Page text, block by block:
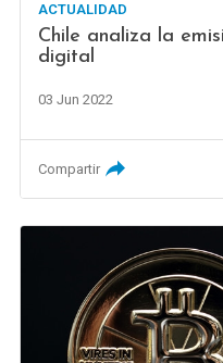
ACTUALIDAD
Chile analiza la
digital
03 Jun 2022
Compartir